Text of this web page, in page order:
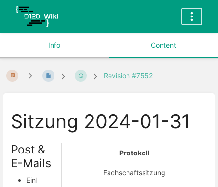
Info Content
Revision #7552
Sitzung 2024-01-31
Protokoll
Fachschaftssitzung
Post &
E-Mails
Einl